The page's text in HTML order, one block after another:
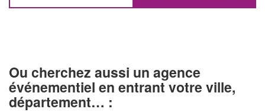
Ou cherchez aussi un agence
événementiel en entrant votre ville,
département… :